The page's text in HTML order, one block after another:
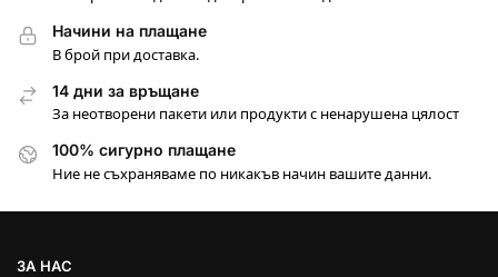
Начини на плащане
В брой при доставка.
14 дни за връщане
За неотворени пакети или продукти с ненарушена цялост
100% сигурно плащане
Ние не съхраняваме по никакъв начин вашите данни.
ЗА НАС